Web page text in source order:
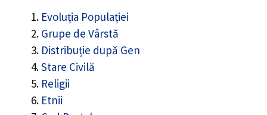
Distribuție după Gen
Stare Civilă
Religii
Etnii
Cod Poștal